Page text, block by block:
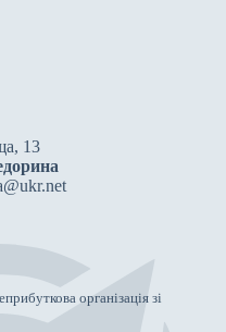
13
організація зі